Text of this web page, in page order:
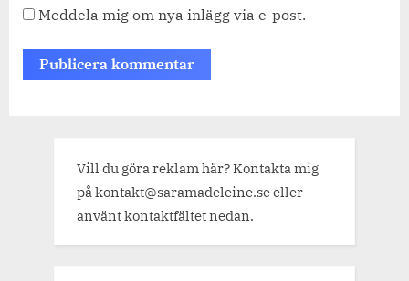
Meddela mig om nya inlägg via e-post.
Vill du göra reklam här? Kontakta mig
på kontakt@saramadeleine.se eller
använt kontaktfältet nedan.